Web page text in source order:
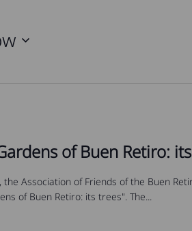
of Buen Retiro:
the Association of Friends of the Buen
of Buen Retiro: its trees". The...